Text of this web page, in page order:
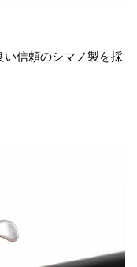
信頼のシマノ製を採